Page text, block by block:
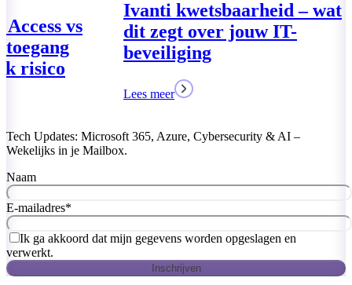
Global
VPN –
Tech Updates: Microsoft 365, Azure, Cybersecurity & AI –
Wekelijks in je Mailbox.
Naam
E-mailadres*
Ik ga akkoord dat mijn gegevens worden opgeslagen en
verwerkt.
Inschrijven